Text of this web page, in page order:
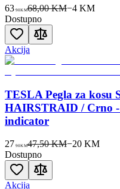
63 90KM68,00 KM−4KM
Dostupno
Akcija
TESLA Pegla za kosu
HAIRSTRAID / Crno
indicator
27 90KM47,50 KM−20KM
Dostupno
Akcija